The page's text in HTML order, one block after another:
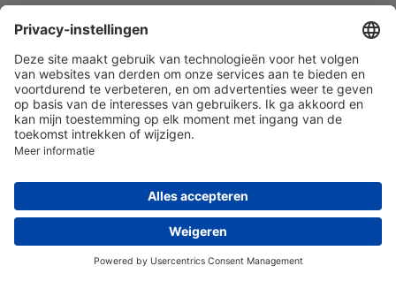
Niveautransmitters
Peilglazen
Temperatuur
Temperatuurschakelaars
Temperatuursensoren
Temperatuurtransmitters
Single-use instrumentatie
Single-use componenten & systemen
Maatwerk single-use assemblies
Maatwerk ultrapure single- use assemblies